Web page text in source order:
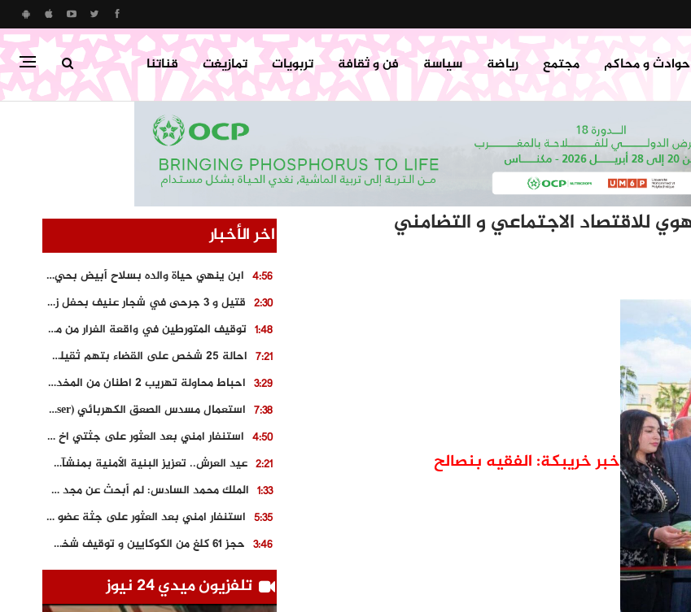
حوادث و محاكم مجتمع رياضة سياسة فن و ثقافة تربويات تمازيغت قناتنا
خبر خريبكة: الفقيه بنصالح
اخر الأخبار
4:56
ابن ينهي حياة والده بسلاح أبيض بحي “تامومنت” بخنيفرة
2:30
قتيل و 3 جرحى في شجار عنيف بحفل زفاف بسوق اليبت
1:48
توقيف المتورطين في واقعة الفرار من محطة وقود و حجز السيارة
7:21
احالة 25 شخص على القضاء بتهم ثقيلة على خلفية احداث المناطق الشمالية
3:29
احباط محاولة تهريب 2 اطنان من المخدرات بتارودانت
7:38
استعمال مسدس الصعق الكهربائي (Taser) من اجل تحرير شابة محتجزة
4:50
استنفار امني بعد العثور على جثتي اخ و ابن صاحب مطعم اسماك مشهور بطنجة
2:21
عيد العرش.. تعزيز البنية الأمنية بمنشآت و مصالح جديدة بكل من الحسيمة – فاس و الناظور
1:33
الملك محمد السادس: لم أبحث عن مجد شخصي.. وهَمي كرامة المغاربة
5:35
استنفار امني بعد العثور على جثة عضو سابق في حزب المصباح بالقنيطرة..
3:46
حجز 61 كلغ من الكوكايين و توقيف شخصين بالكركرات
5:29
مصرع عشريني في حادث قطار نقل الفوسفاط..
9:18 تلفزيون ميدي 24 نيوز